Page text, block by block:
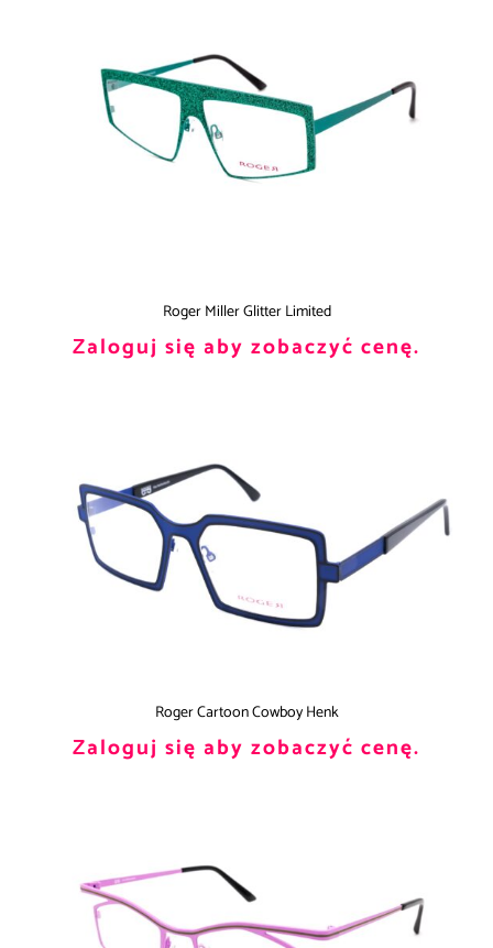
Roger Miller Glitter Limited
Zaloguj się aby zobaczyć cenę.
Roger Cartoon Cowboy Henk
Zaloguj się aby zobaczyć cenę.